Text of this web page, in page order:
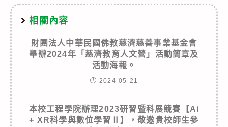
相關內容
財團法人中華民國佛教慈濟慈善事業基金會
舉辦2024年「慈濟教育人文營」活動簡章及
活動海報。
2024-05-21
本校工程學院辦理2023研習暨科展競賽【Ai
+ XR科學與數位學習Ⅱ】，敬邀貴校師生參